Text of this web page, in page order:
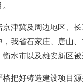
津冀及周边地区、长
我省石家庄、唐山
水市以及雄安新区被
把好铸造建设项目源